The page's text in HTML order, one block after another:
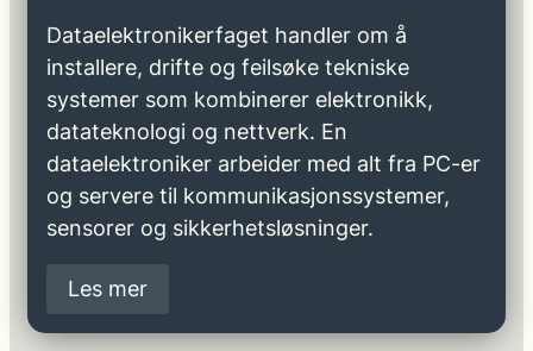
Dataelektronikerfaget handler om å
installere, drifte og feilsøke tekniske
systemer som kombinerer elektronikk,
datateknologi og nettverk. En
dataelektroniker arbeider med alt fra PC-er
og servere til kommunikasjonssystemer,
sensorer og sikkerhetsløsninger.
Les mer